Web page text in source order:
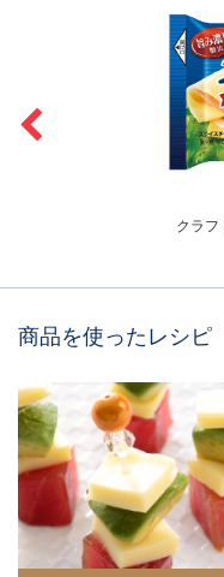
クラフ
商品を使ったレシピ